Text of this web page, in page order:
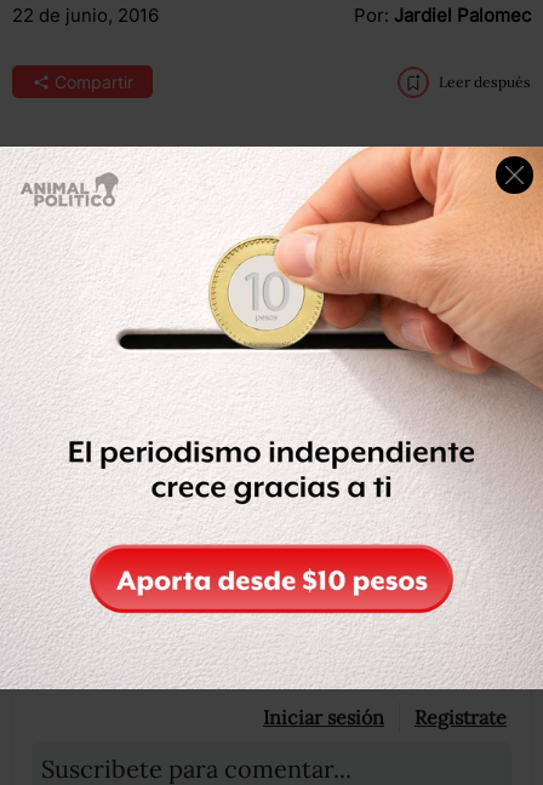
22 de junio, 2016 Por: Jardiel Palomec
Compartir Leer después
“Colombia no ha visto la paz desde hace 100 años. Es
realmente un enorme logro y, obviamente, es un inmenso
desafío porque lo que viene es más difícil”, dijo Ingrid
Betancourt, quien pasó seis años y cuatro meses
secuestrada por las FARC, luego de que el gobierno
colombiano y la guerrilla refrendaron su acuerdo de cese
el fuego bilateral y definitivo.
Compartir Leer después
OCULTAR COMENTARIOS
Iniciar sesión Registrate
Suscribete para comentar...